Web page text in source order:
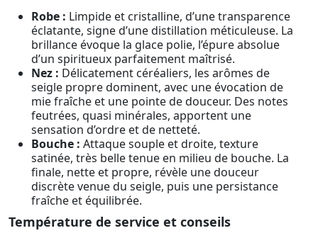
Robe : Limpide et cristalline, d’une transparence
éclatante, signe d’une distillation méticuleuse. La
brillance évoque la glace polie, l’épure absolue
d’un spiritueux parfaitement maîtrisé.
Nez : Délicatement céréaliers, les arômes de
seigle propre dominent, avec une évocation de
mie fraîche et une pointe de douceur. Des notes
feutrées, quasi minérales, apportent une
sensation d’ordre et de netteté.
Bouche : Attaque souple et droite, texture
satinée, très belle tenue en milieu de bouche. La
finale, nette et propre, révèle une douceur
discrète venue du seigle, puis une persistance
fraîche et équilibrée.
Température de service et conseils